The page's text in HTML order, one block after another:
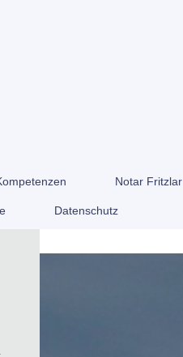
Notar Fritzlar
Datenschutz